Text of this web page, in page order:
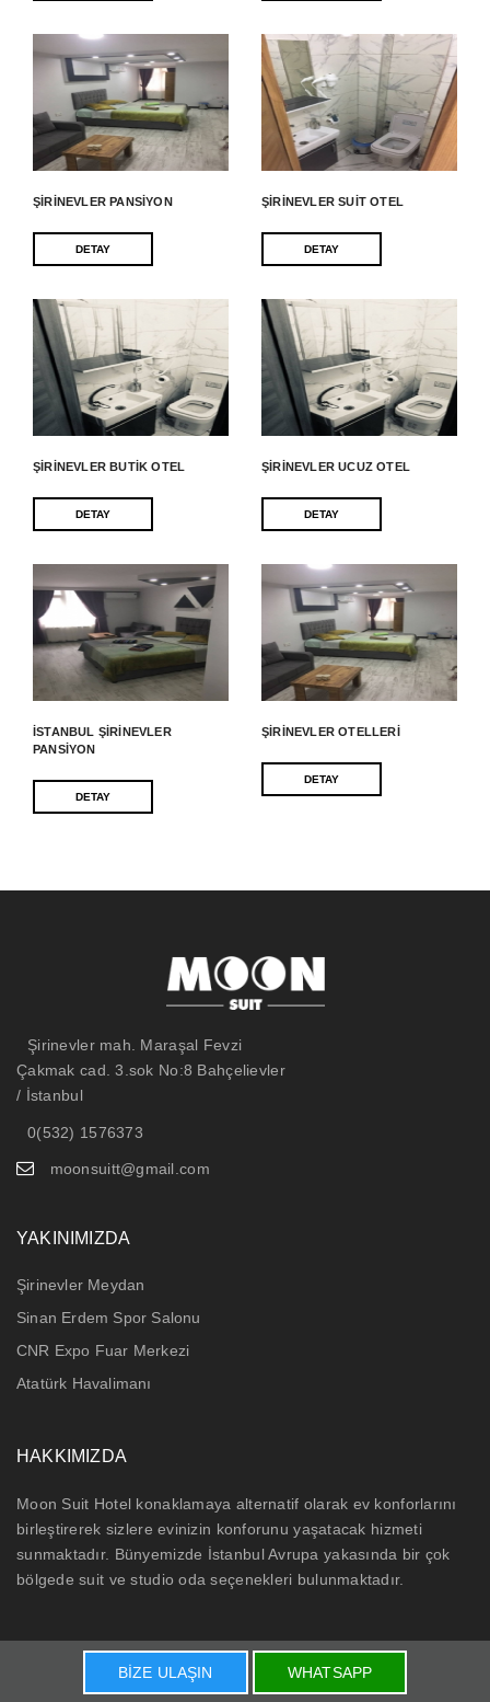
ŞIRINEVLER PANSIYON
DETAY
ŞIRINEVLER SUIT OTEL
DETAY
ŞIRINEVLER BUTIK OTEL
DETAY
ŞIRINEVLER UCUZ OTEL
DETAY
İSTANBUL ŞIRINEVLER
PANSIYON
DETAY
ŞIRINEVLER OTELLERI
DETAY
BİZE ULAŞIN WHATSAPP
Şirinevler mah. Maraşal Fevzi
Çakmak cad. 3.sok No:8 Bahçelievler
/ İstanbul
0(532) 1576373
moonsuitt@gmail.com
YAKINIMIZDA
Şirinevler Meydan
Sinan Erdem Spor Salonu
CNR Expo Fuar Merkezi
Atatürk Havalimanı
HAKKIMIZDA
Moon Suit Hotel konaklamaya alternatif olarak ev konforlarını
birleştirerek sizlere evinizin konforunu yaşatacak hizmeti
sunmaktadır. Bünyemizde İstanbul Avrupa yakasında bir çok
bölgede suit ve studio oda seçenekleri bulunmaktadır.
© 2018 Moon Hotel Şirinevler tüm hakkı saklıdır.Toplam: 0,046875